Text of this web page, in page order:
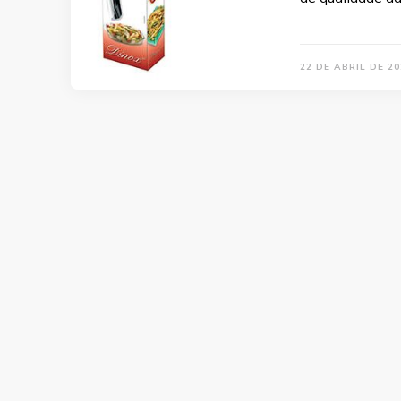
22 DE ABRIL DE